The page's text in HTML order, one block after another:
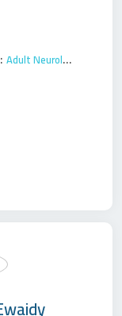
Adult Neurology